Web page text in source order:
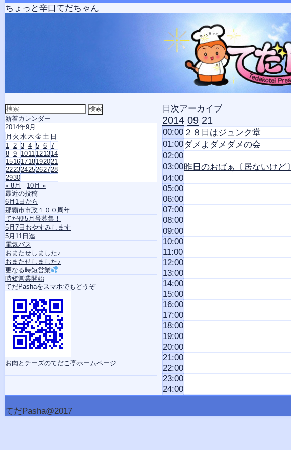
ちょっと辛口てだちゃん
日次アーカイブ
2014 09 21
00:00 ２８日はジュンク堂
01:00ダメよダメダメの会
02:00
03:00昨日のおばぁ〔居ないけど〕
04:00
05:00
06:00
07:00
08:00
09:00
10:00
11:00
12:00
13:00
14:00
15:00
16:00
17:00
18:00
19:00
20:00
21:00
22:00
23:00
24:00
検
索
対
象:
新着カレンダー
2014年9月
月 火 水 木 金 土 日
1
2 3 4 5 6 7
8 9 1011 121314
15161718192021
22232425262728
2930
« 8月
10月 »
最近の投稿
6月1日から
那覇市市政１００周年
てだ便5月号募集！
5月7日おやすみします
5月11日迄
電気バス
おまたせしました♪
おまたせしました♪
更なる時短営業
時短営業開始
てだPashaをスマホでもどうぞ
お肉とチーズのてだこ亭ホームページ
てだPasha@2017